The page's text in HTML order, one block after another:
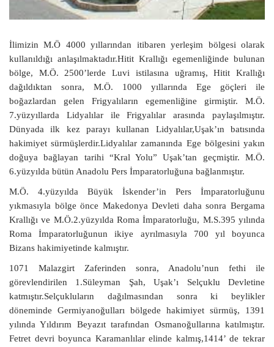
İlimizin M.Ö 4000 yıllarından itibaren yerleşim bölgesi olarak
kullanıldığı anlaşılmaktadır.Hitit Krallığı egemenliğinde bulunan
bölge, M.Ö. 2500’lerde Luvi istilasına uğramış, Hitit Krallığı
dağıldıktan sonra, M.Ö. 1000 yıllarında Ege göçleri ile
boğazlardan gelen Frigyalıların egemenliğine girmiştir. M.Ö.
7.yüzyıllarda Lidyalılar ile Frigyalılar arasında paylaşılmıştır.
Dünyada ilk kez parayı kullanan Lidyalılar,Uşak’ın batısında
hakimiyet sürmüşlerdir.Lidyalılar zamanında Ege bölgesini yakın
doğuya bağlayan tarihi “Kral Yolu” Uşak’tan geçmiştir. M.Ö.
6.yüzyılda bütün Anadolu Pers İmparatorluğuna bağlanmıştır.
M.Ö. 4.yüzyılda Büyük İskender’in Pers İmparatorluğunu
yıkmasıyla bölge önce Makedonya Devleti daha sonra Bergama
Krallığı ve M.Ö.2.yüzyılda Roma İmparatorluğu, M.S.395 yılında
Roma İmparatorluğunun ikiye ayrılmasıyla 700 yıl boyunca
Bizans hakimiyetinde kalmıştır.
1071 Malazgirt Zaferinden sonra, Anadolu’nun fethi ile
görevlendirilen 1.Süleyman Şah, Uşak’ı Selçuklu Devletine
katmıştır.Selçukluların dağılmasından sonra ki beylikler
döneminde Germiyanoğulları bölgede hakimiyet sürmüş, 1391
yılında Yıldırım Beyazıt tarafından Osmanoğullarına katılmıştır.
Fetret devri boyunca Karamanlılar elinde kalmış,1414’ de tekrar